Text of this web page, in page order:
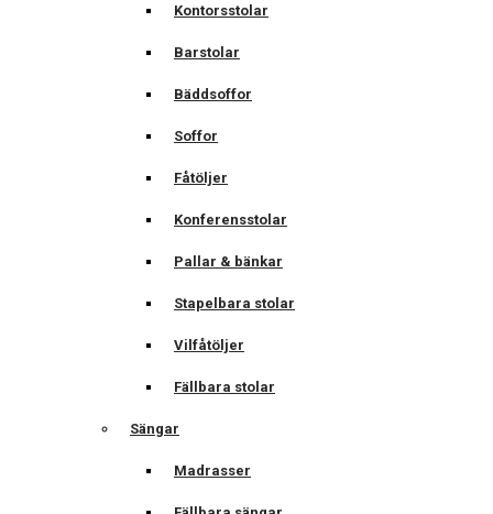
Kontorsstolar
Barstolar
Bäddsoffor
Soffor
Fåtöljer
Konferensstolar
Pallar & bänkar
Stapelbara stolar
Vilfåtöljer
Fällbara stolar
Sängar
Madrasser